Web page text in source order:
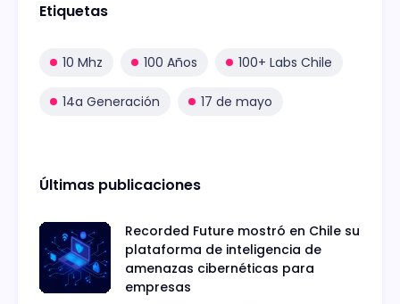
Etiquetas
10 Mhz 100 Años 100+ Labs Chile
14a Generación 17 de mayo
Últimas publicaciones
Recorded Future mostró en Chile su
plataforma de inteligencia de
amenazas cibernéticas para
empresas